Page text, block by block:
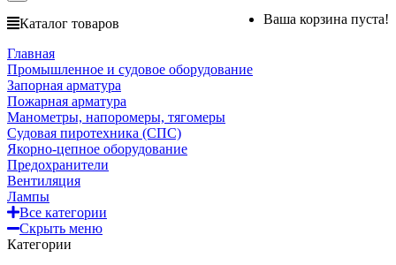
Ваша корзина пуста!
Каталог товаров
Главная
Промышленное и судовое оборудование
Запорная арматура
Пожарная арматура
Манометры, напоромеры, тягомеры
Судовая пиротехника (СПС)
Якорно-цепное оборудование
Предохранители
Вентиляция
Лампы
Все категории
Скрыть меню
Категории